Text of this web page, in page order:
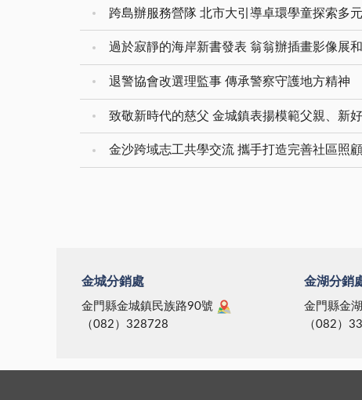
跨島辦服務營隊 北市大引導卓環學童探索多
過於寂靜的海岸新書發表 翁翁辦插畫影像展
退警協會改選理監事 傳承警察守護地方精神
致敬新時代的慈父 金城鎮表揚模範父親、新
金沙跨域志工共學交流 攜手打造完善社區照
金城分銷處
金門縣金城鎮民族路90號
（082）328728
金湖分銷
金門縣金
（082）